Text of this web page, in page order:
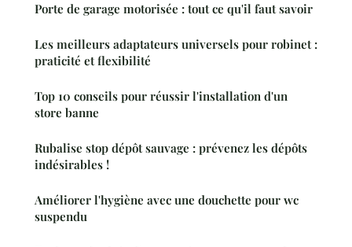
Porte de garage motorisée : tout ce qu'il faut savoir
Les meilleurs adaptateurs universels pour robinet :
praticité et flexibilité
Top 10 conseils pour réussir l'installation d'un
store banne
Rubalise stop dépôt sauvage : prévenez les dépôts
indésirables !
Améliorer l'hygiène avec une douchette pour wc
suspendu